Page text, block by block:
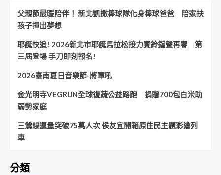
父親節最暖陪伴！ 新北凱撒棒球隊化身棒球爸爸 陪家扶
孩子揮出夢想
耶誕快追! 2026新北市耶誕馬拉松接力賽鈴鐺聲再響 第
三屆登場 手刀即刻報名!
2026臺南夏日音樂節-將軍吼
金光明寺VEGRUN全球復蔬公益路跑 捐贈700包白米助
弱勢家庭
三鶯線運量突破75萬人次 侯友宜開箱原住民主題彩繪列
車
分類